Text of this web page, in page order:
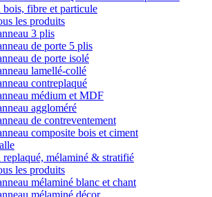
bois, fibre et particule
les produits
3 plis
de porte 5 plis
de porte isolé
lamellé-collé
contreplaqué
médium et MDF
aggloméré
de contreventement
composite bois et ciment
replaqué, mélaminé & stratifié
les produits
mélaminé blanc et chant
mélaminé décor